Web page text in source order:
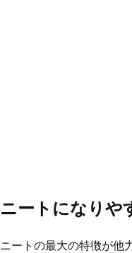
ニートになり
ニートの最大の特徴が他